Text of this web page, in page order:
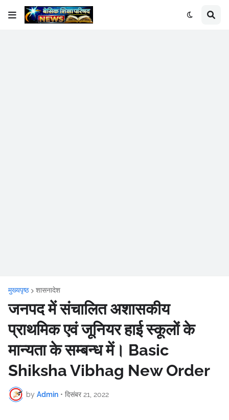
मुख्यपृष्ठ शासनादेश
जनपद में संचालित अशासकीय
प्राथमिक एवं जूनियर हाई स्कूलों के
मान्यता के सम्बन्ध में। Basic
Shiksha Vibhag New Order
by Admin • दिसंबर 21, 2022